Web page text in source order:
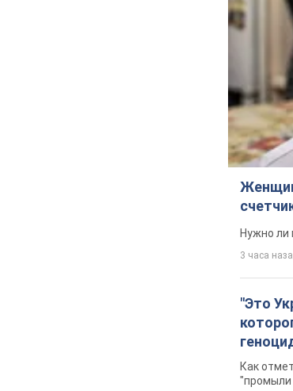
Нужно ли
3 часа
"Это
Как
"промыли